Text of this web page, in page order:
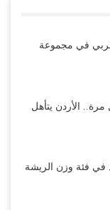
ديربي عربي في مجموعة
الأردن يتأهل
في فئة وزن الريشة